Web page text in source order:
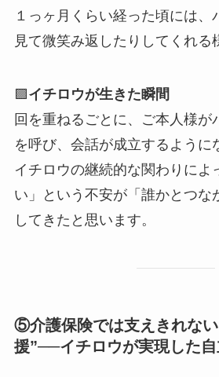
１っヶ月くらい経った頃には、
見て微笑み返したりしてくれる
🟪 イチロウが生きた瞬間
回を重ねるごとに、ご本人様が
を呼び、会話が成立するように
イチロウの継続的な関わりによ
い」という不安が「誰かとつな
してきたと思います。
⑤介護保険では支えきれな
援”──イチロウが実現した